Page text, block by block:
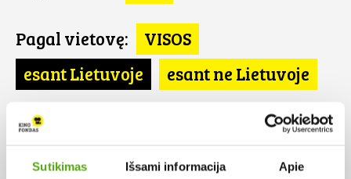
Sutikimas Išsami informacija Apie
Pagal vietovę:
VISOS
esant Lietuvoje
esant ne Lietuvoje
Pagal šalį:
UK